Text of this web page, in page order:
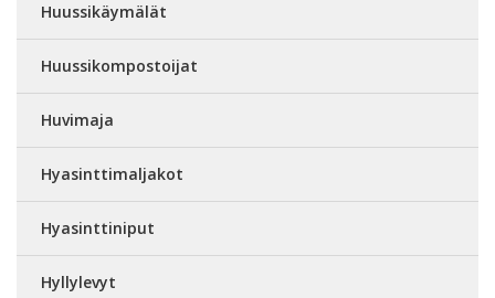
Huussikäymälät
Huussikompostoijat
Huvimaja
Hyasinttimaljakot
Hyasinttiniput
Hyllylevyt